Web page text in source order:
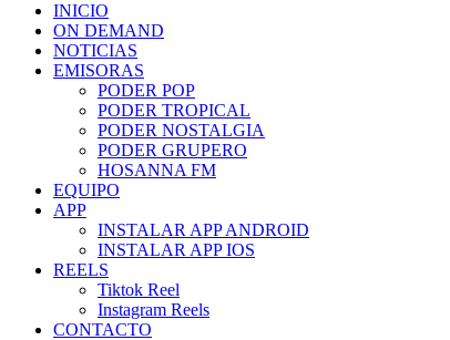
INICIO
ON DEMAND
NOTICIAS
EMISORAS
PODER POP
PODER TROPICAL
PODER NOSTALGIA
PODER GRUPERO
HOSANNA FM
EQUIPO
APP
INSTALAR APP ANDROID
INSTALAR APP IOS
REELS
Tiktok Reel
Instagram Reels
CONTACTO